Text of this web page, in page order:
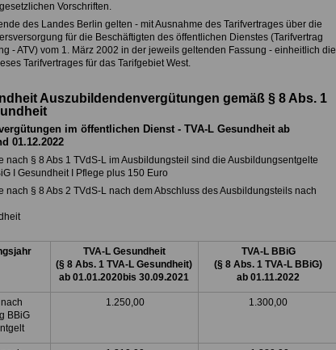
Vorschriften.
des Landes Berlin gelten - mit Ausnahme des Tarifvertrages über die
für die Beschäftigten des öffentlichen Dienstes (Tarifvertrag
- ATV) vom 1. März 2002 in der jeweils geltenden Fassung - einheitlich die
Tarifvertrages für das Tarifgebiet West.
Auszubildendenvergütungen gemäß § 8 Abs. 1
im öffentlichen Dienst - TVA-L Gesundheit ab
01.12.2022
nach § 8 Abs 1 TVdS-L im Ausbildungsteil sind die Ausbildungsentgelte
I Gesundheit I Pflege plus 150 Euro
nach § 8 Abs 2 TVdS-L nach dem Abschluss des Ausbildungsteils nach
TVA-L Gesundheit
(§ 8 Abs. 1 TVA-L Gesundheit)
ab 01.01.2020bis 30.09.2021
TVA-L BBiG
(§ 8 Abs. 1 TVA-L BBiG)
ab 01.11.2022
BBiG
1.250,00 1.300,00